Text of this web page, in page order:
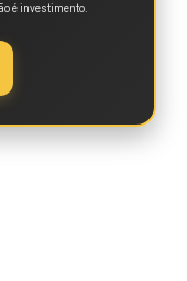
é investimento.